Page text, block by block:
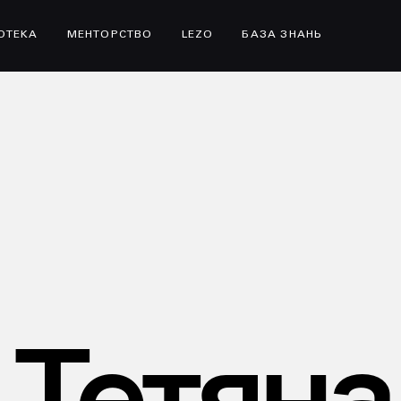
МЕНТОРСТВО LEZO БАЗА ЗНАНЬ